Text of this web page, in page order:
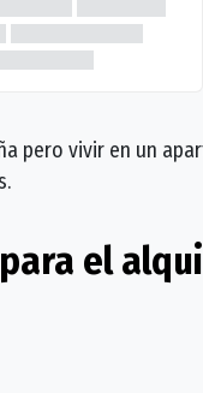
pero vivir en un
el